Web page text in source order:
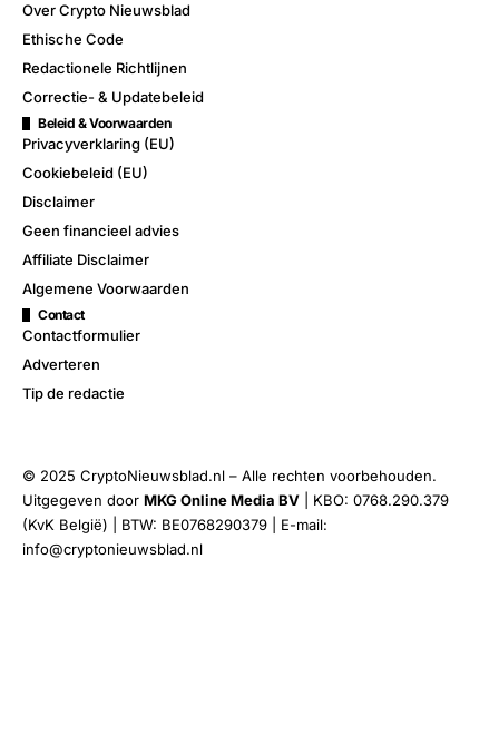
Over Crypto Nieuwsblad
Ethische Code
Redactionele Richtlijnen
Correctie- & Updatebeleid
Beleid & Voorwaarden
Privacyverklaring (EU)
Cookiebeleid (EU)
Disclaimer
Geen financieel advies
Affiliate Disclaimer
Algemene Voorwaarden
Contact
Contactformulier
Adverteren
Tip de redactie
© 2025 CryptoNieuwsblad.nl – Alle rechten voorbehouden.
Uitgegeven door MKG Online Media BV | KBO: 0768.290.379
(KvK België) | BTW: BE0768290379 | E-mail:
info@cryptonieuwsblad.nl